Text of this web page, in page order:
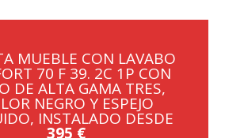
MUEBLE CON LAVABO
70 F 39. 2C 1P CON
DE ALTA GAMA TRES,
NEGRO Y ESPEJO
INSTALADO DESDE
395 €